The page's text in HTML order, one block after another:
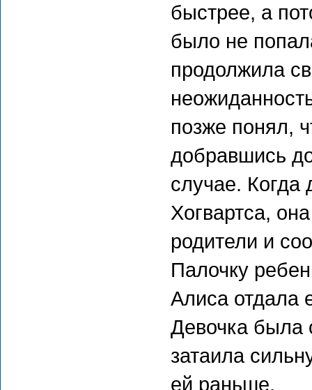
быстрее, а
было не
продолжила
позже понял,
добравшись
случае. Когда
Хогвартса,
родители и
Палочку
Алиса отдала
Девочка была
затаила
ей раньше.